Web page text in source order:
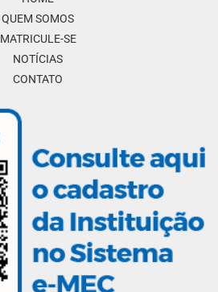
QUEM SOMOS
MATRICULE-SE
NOTÍCIAS
CONTATO